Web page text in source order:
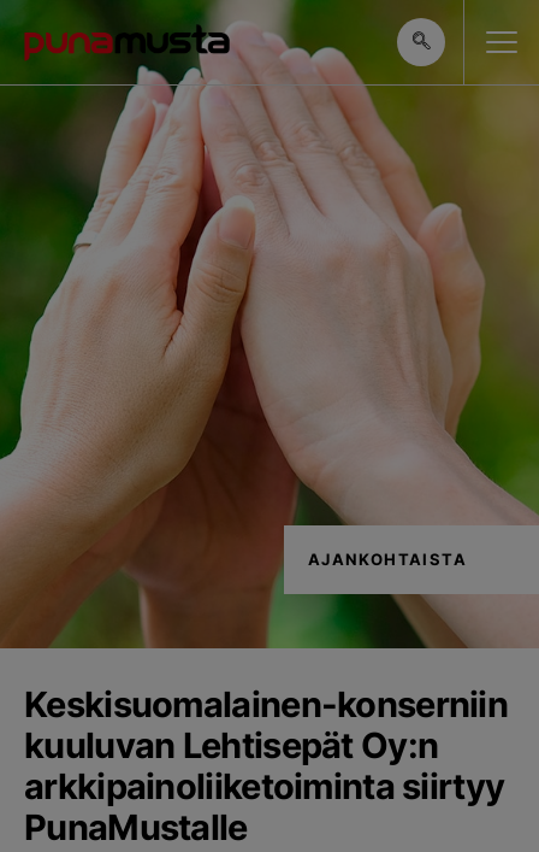
AJANKOHTAISTA
Keskisuomalainen-konserniin
kuuluvan Lehtisepät Oy:n
arkkipainoliiketoiminta siirtyy
PunaMustalle